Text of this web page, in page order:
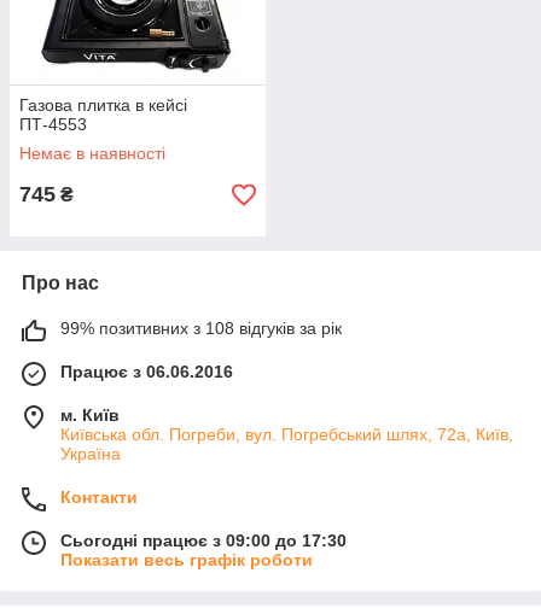
Газова плитка в кейсі
ПТ-4553
Немає в наявності
745 ₴
Про нас
99% позитивних з 108 відгуків за рік
Працює з 06.06.2016
м. Київ
Київська обл. Погреби, вул. Погребський шлях, 72а, Київ,
Україна
Контакти
Сьогодні працює з 09:00 до 17:30
Показати весь графік роботи